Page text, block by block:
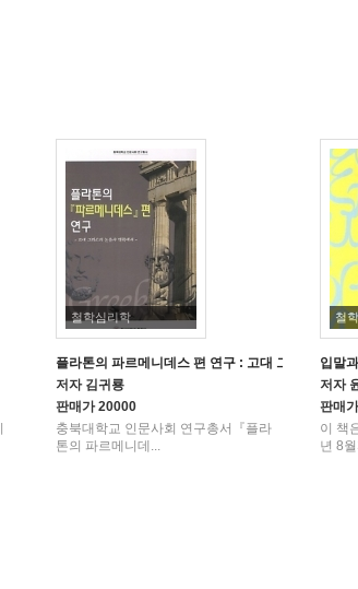
철학심리학
플라톤의 파르메니데스 편 연구 : 고대 그리스의 논
저자김귀룡
판매가20000
충북대학교 인문사회 연구총서『플라
톤의 파르메니데...
철
입말
저자
판매가
이 책
년 8